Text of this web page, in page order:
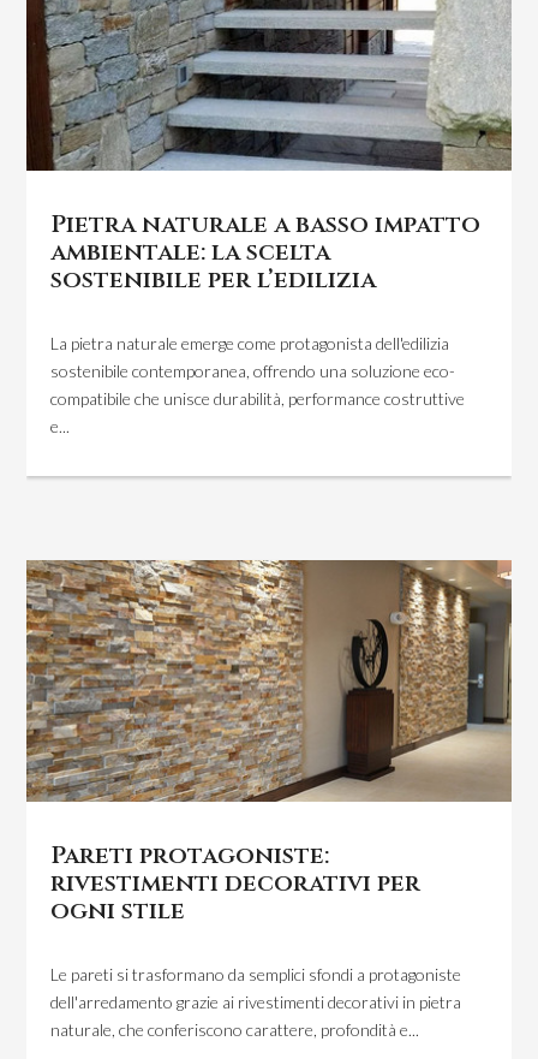
Pietra naturale a basso impatto
ambientale: la scelta
sostenibile per l’edilizia
La pietra naturale emerge come protagonista dell'edilizia
sostenibile contemporanea, offrendo una soluzione eco-
compatibile che unisce durabilità, performance costruttive
e...
Pareti protagoniste:
rivestimenti decorativi per
ogni stile
Le pareti si trasformano da semplici sfondi a protagoniste
dell'arredamento grazie ai rivestimenti decorativi in pietra
naturale, che conferiscono carattere, profondità e...